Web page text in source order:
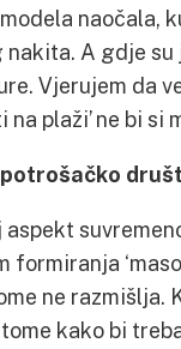
naočala,
A gdje su
Vjerujem da
na plaži’ ne bi
aspekt
formiranja
ne razmišlja.
kako bi